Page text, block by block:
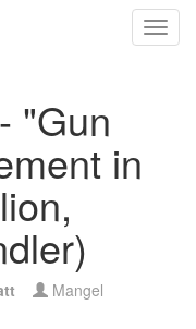
"Gun
in
Mangel